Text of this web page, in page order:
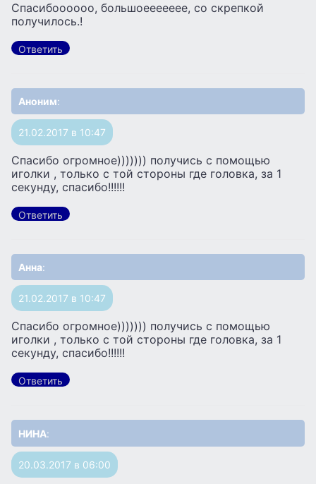
Спасибоооооо, большоеееееее, со скрепкой
получилось.!
Ответить
Аноним:
21.02.2017 в 10:47
Спасибо огромное))))))) получись с помощью
иголки , только с той стороны где головка, за 1
секунду, спасибо!!!!!!
Ответить
Анна:
21.02.2017 в 10:47
Спасибо огромное))))))) получись с помощью
иголки , только с той стороны где головка, за 1
секунду, спасибо!!!!!!
Ответить
НИНА:
20.03.2017 в 06:00